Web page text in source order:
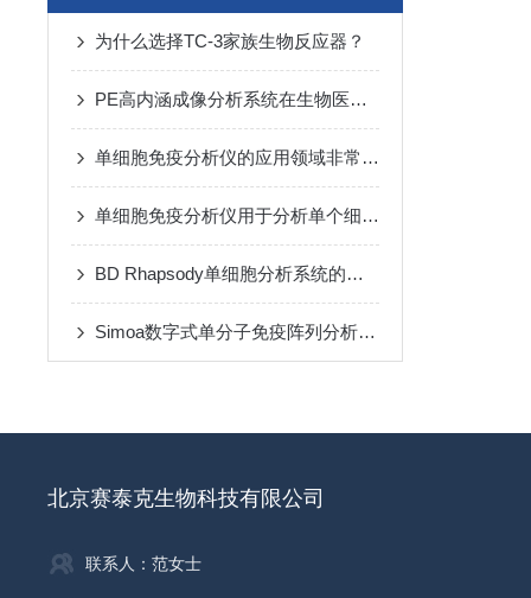
为什么选择TC-3家族生物反应器？
PE高内涵成像分析系统在生物医学研究中的应用
单细胞免疫分析仪的应用领域非常广泛
单细胞免疫分析仪用于分析单个细胞免疫功能
BD Rhapsody单细胞分析系统的发展历程指南
Simoa数字式单分子免疫阵列分析仪操作注意事项分析
北京赛泰克生物科技有限公司
联系人：范女士